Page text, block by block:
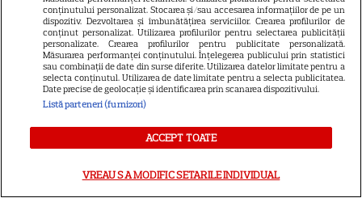
9
PRIME VIDEO
Jamie Campbell Bower, starul
din „Stranger Things”, intră în
universul „Stăpânul Inelelor”.
Ce rol legendar va interpreta în
conținutului personalizat. Stocarea și/sau accesarea informațiilor de pe un
dispozitiv. Dezvoltarea și îmbunătățirea serviciilor. Crearea profilurilor de
conținut personalizat. Utilizarea profilurilor pentru selectarea publicității
personalizate. Crearea profilurilor pentru publicitate personalizată.
Măsurarea performanței conținutului. Înțelegerea publicului prin statistici
sau combinații de date din surse diferite. Utilizarea datelor limitate pentru a
selecta conținutul. Utilizarea de date limitate pentru a selecta publicitatea.
Date precise de geolocație și identificarea prin scanarea dispozitivului.
Listă parteneri (furnizori)
ACCEPT TOATE
VREAU SA MODIFIC SETARILE INDIVIDUAL